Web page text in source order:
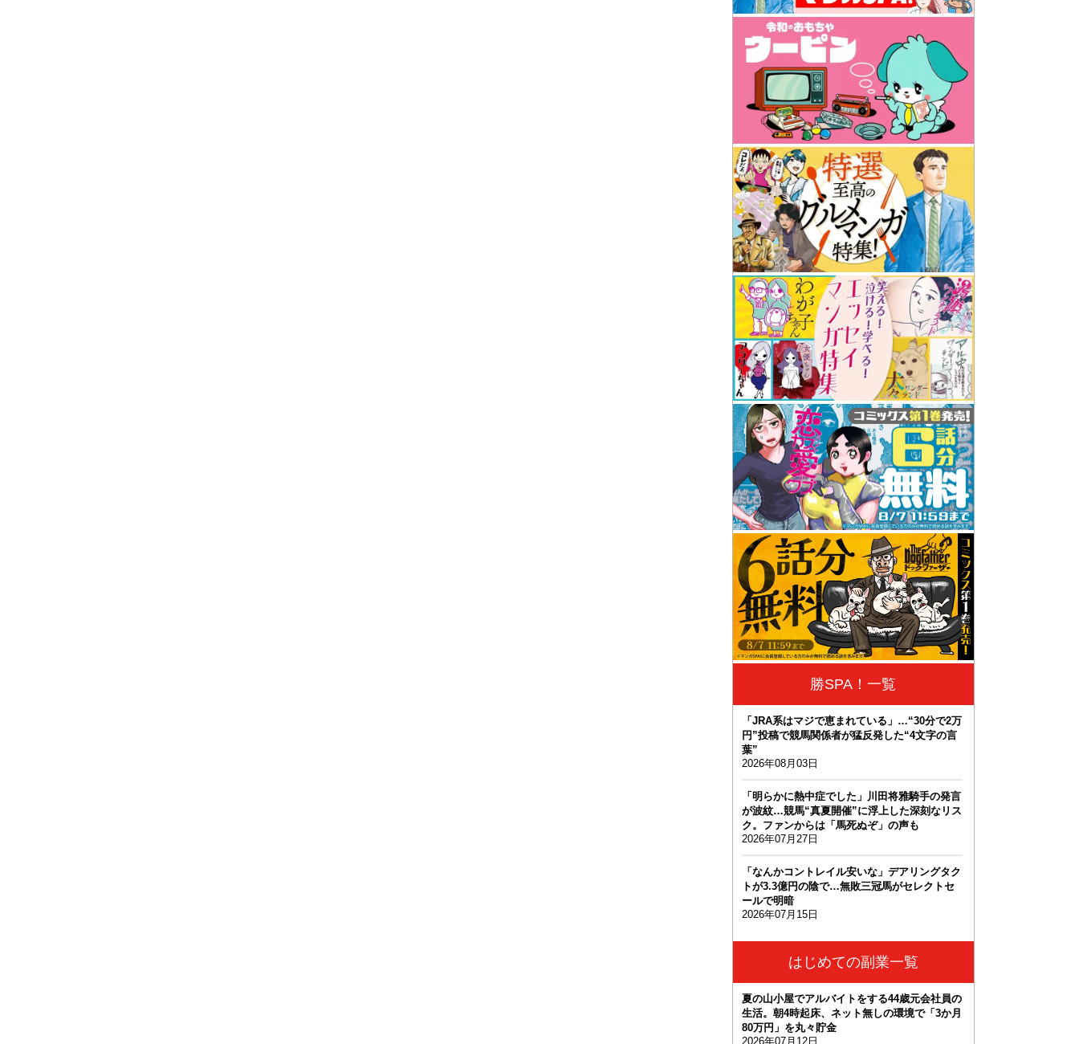
勝SPA！一覧
「JRA系はマジで恵まれている」…“30分で2万
円”投稿で競馬関係者が猛反発した“4文字の言
葉”
2026年08月03日
「明らかに熱中症でした」川田将雅騎手の発言
が波紋…競馬“真夏開催”に浮上した深刻なリス
ク。ファンからは「馬死ぬぞ」の声も
2026年07月27日
「なんかコントレイル安いな」デアリングタク
トが3.3億円の陰で…無敗三冠馬がセレクトセ
ールで明暗
2026年07月15日
はじめての副業一覧
夏の山小屋でアルバイトをする44歳元会社員の
生活。朝4時起床、ネット無しの環境で「3か月
80万円」を丸々貯金
2026年07月12日